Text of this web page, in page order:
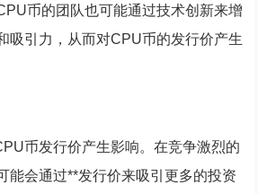
币的团队也可能通过技术创新来增
吸引力，从而对CPU币的发行价产生
币发行价产生影响。在竞争激烈的
能会通过**发行价来吸引更多的投资